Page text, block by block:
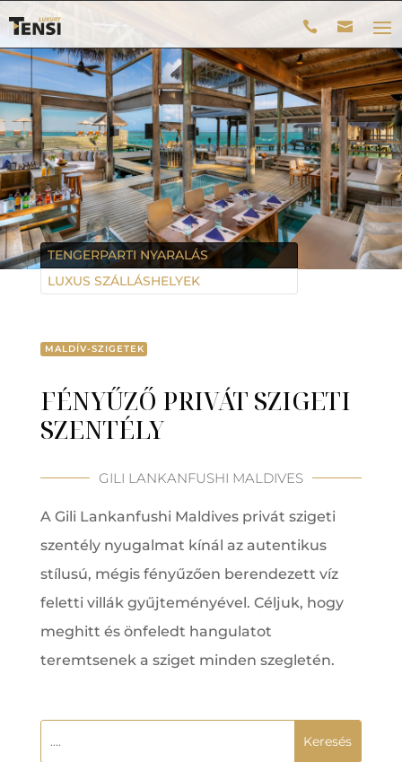
TENGERPARTI NYARALÁS
LUXUS SZÁLLÁSHELYEK
MALDÍV-SZIGETEK
FÉNYŰZŐ PRIVÁT SZIGETI
SZENTÉLY
GILI LANKANFUSHI MALDIVES
A Gili Lankanfushi Maldives privát szigeti
szentély nyugalmat kínál az autentikus
stílusú, mégis fényűzően berendezett víz
feletti villák gyűjteményével. Céljuk, hogy
meghitt és önfeledt hangulatot
teremtsenek a sziget minden szegletén.